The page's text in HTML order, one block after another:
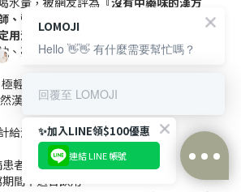
、營養師、藥師一致認同推薦！且為日本
用漢方茶，共有九款主題：極輕濕、助
、亮妍、明亮、養聲、精神。
輕濕 - 漢方茶
方
（黑豆、茯苓、薏仁、甘草）
給濕氣重、調整體質長期養生用
者
間不適合飲用
立即購買
LOMOJI
Hello 👋👋 有什麼需要幫忙嗎？
回覆至 LOMOJI
✨加入LINE領$100優惠
連結 LINE 帳號